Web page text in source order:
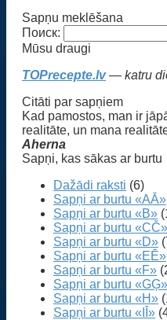
Sapņu meklēšana
Поиск:
Mūsu draugi
TOPrecepte.lv— katru
Citāti par sapņiem
Kad pamostos, man ir
realitāte, un mana
Aherna
Sapņi, kas sākas ar burtu
Dažādi raksti (6)
Sapņi ar burtu «AĀ»
Sapņi ar burtu «B»
Sapņi ar burtu «CČ»
Sapņi ar burtu «D»
Sapņi ar burtu «EĒ»
Sapņi ar burtu «F»
Sapņi ar burtu «GĢ»
Sapņi ar burtu «H»
Sapņi ar burtu «IĪ»